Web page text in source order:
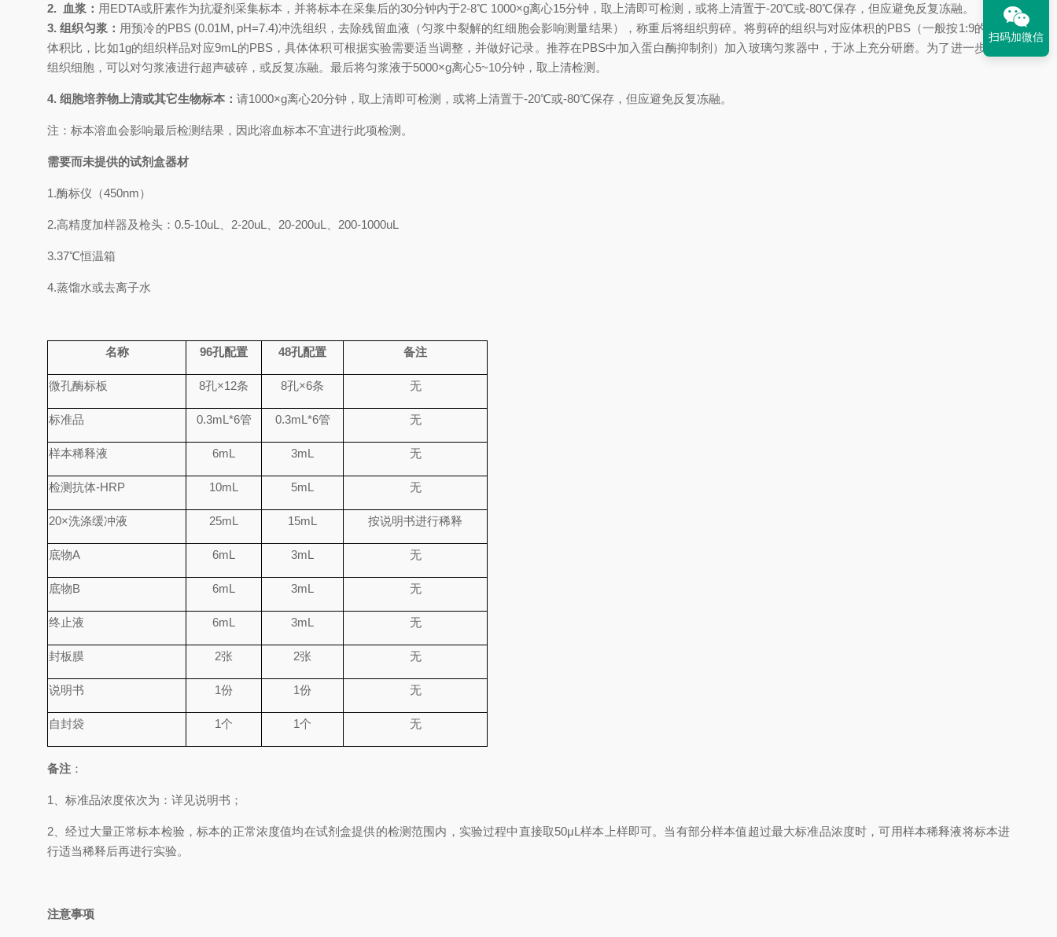
2.
血浆： 用EDTA或肝素作为抗凝剂采集标本，并将标本在采集后的30分钟内于2-8℃ 1000×g离心15分钟，取上清即可检测，或将上清置于-20℃或-80℃保存，但应避免反复冻融。
3. 组织匀浆： 用预冷的PBS (0.01M, pH=7.4)冲洗组织，去除残留血液（匀浆中裂解的红细胞会影响测量结果），称重后将组织剪碎。将剪碎的组织与对应体积的PBS（一般按1:9的重量
体积比，比如1g的组织样品对应9mL的PBS，具体体积可根据实验需要适当调整，并做好记录。推荐在PBS中加入蛋白酶抑制剂）加入玻璃匀浆器中，于冰上充分研磨。为了进一步裂解
组织细胞，可以对匀浆液进行超声破碎，或反复冻融。最后将匀浆液于5000×g离心5~10分钟，取上清检测。
4. 细胞培养物上清或其它生物标本： 请1000×g离心20分钟，取上清即可检测，或将上清置于-20℃或-80℃保存，但应避免反复冻融。
注：标本溶血会影响最后检测结果，因此溶血标本不宜进行此项检测。
需要而未提供的试剂盒器材
1.酶标仪（450nm）
2.高精度加样器及枪头： 0.5-10uL 2-20uL 20-200uL 200-1000uL
3.37℃恒温箱
4.蒸馏水或去离子水
名称 96孔配置 48孔配置 备注
微孔酶标板 8孔×12条 8孔×6条 无
标准品 0.3mL*6管 0.3mL*6管 无
样本稀释液 6mL 3mL 无
检测抗体-HRP 10mL 5mL 无
20×洗涤缓冲液 25mL 15mL 按说明书进行稀释
底物A 6mL 3mL 无
底物B 6mL 3mL 无
终止液 6mL 3mL 无
封板膜 2张 2张 无
说明书 1份 1份 无
自封袋 1个 1个 无
备注 ：
1、 标准品浓度依次为 ： 详见说明书；
2、经过大量正常标本检验，标本的正常浓度值均在试剂盒提供的检测范围内，实验过程中直接取50μL样本上样即可。当有部分样本值超过最大标准品浓度时，可用样本稀释液将标本进
行适当稀释后再进行实验。
注意事项
扫码加微信